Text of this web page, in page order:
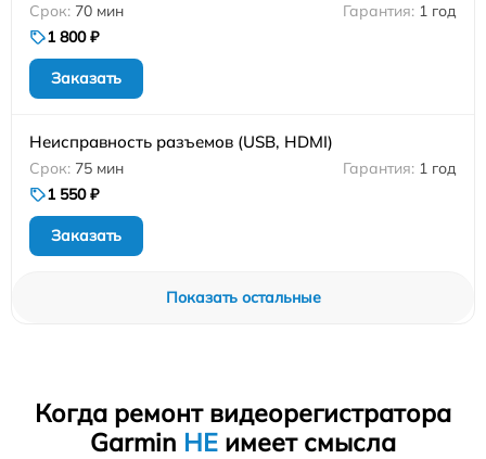
70 мин
1 год
1 800 ₽
Заказать
Неисправность разъемов (USB, HDMI)
75 мин
1 год
1 550 ₽
Заказать
Показать остальные
Когда ремонт видеорегистратора
Garmin НЕ имеет смысла